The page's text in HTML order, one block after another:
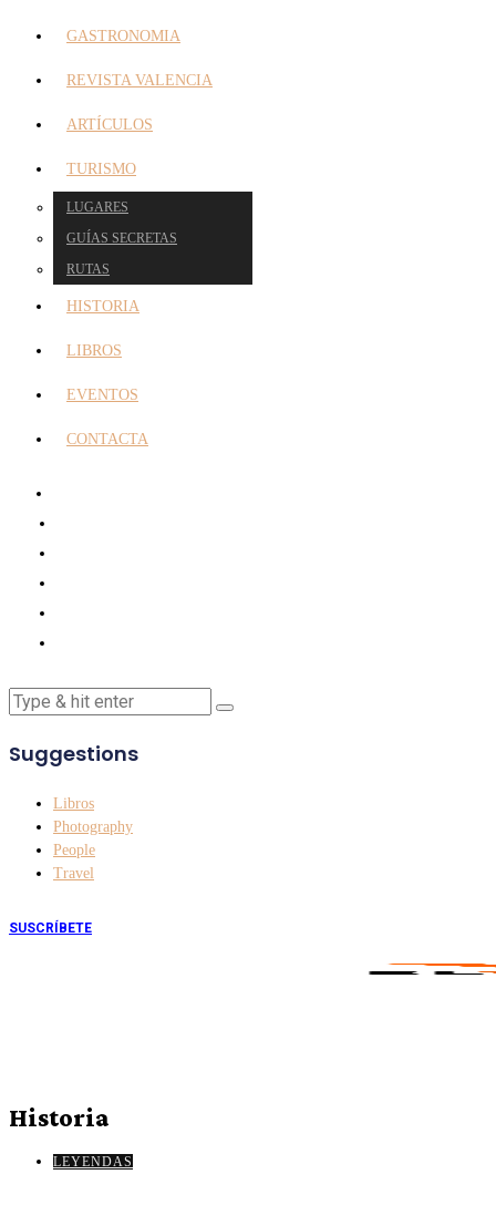
GASTRONOMIA
REVISTA VALENCIA
ARTÍCULOS
TURISMO
LUGARES
GUÍAS SECRETAS
RUTAS
HISTORIA
LIBROS
EVENTOS
CONTACTA
Suggestions
Libros
Photography
People
Travel
SUSCRÍBETE
Historia
LEYENDAS